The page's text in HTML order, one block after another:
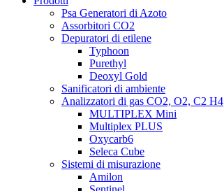
Psa Generatori di Azoto
Assorbitori CO2
Depuratori di etilene
Typhoon
Purethyl
Deoxyl Gold
Sanificatori di ambiente
Analizzatori di gas CO2, O2, C2 H4
MULTIPLEX Mini
Multiplex PLUS
Oxycarb6
Seleca Cube
Sistemi di misurazione
Amilon